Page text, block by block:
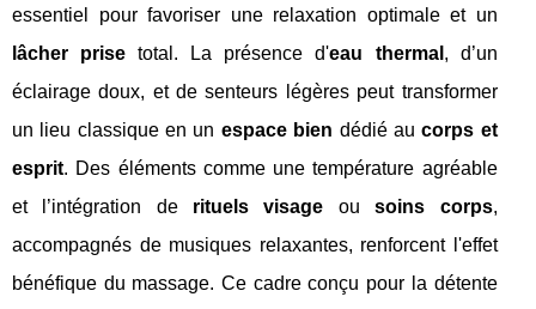
essentiel pour favoriser une relaxation optimale et un
lâcher prise total. La présence d'eau thermal , d’un
éclairage doux, et de senteurs légères peut transformer
un lieu classique en un espace bien dédié aucorps et
esprit. Des éléments comme une température agréable
et l’intégration de rituels visage ousoins corps,
accompagnés de musiques relaxantes, renforcent l'effet
bénéfique du massage. Ce cadre conçu pour la détente